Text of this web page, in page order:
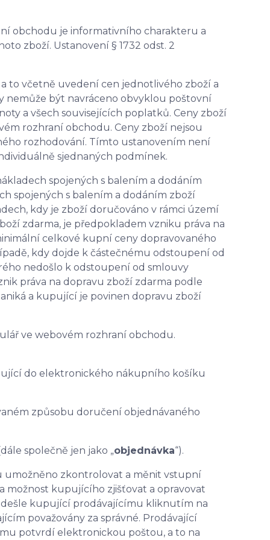
obchodu je informativního charakteru a
zboží. Ustanovení § 1732 odst. 2
to včetně uvedení cen jednotlivého zboží a
nemůže být navráceno obvyklou poštovní
a všech souvisejících poplatků. Ceny zboží
rozhraní obchodu. Ceny zboží nejsou
rozhodování. Tímto ustanovením není
sjednaných podmínek.
spojených s balením a dodáním
spojených s balením a dodáním zboží
kdy je zboží doručováno v rámci území
zdarma, je předpokladem vzniku práva na
celkové kupní ceny dopravovaného
kdy dojde k částečnému odstoupení od
nedošlo k odstoupení od smlouvy
práva na dopravu zboží zdarma podle
a kupující je povinen dopravu zboží
ve webovém rozhraní obchodu.
do elektronického nákupního košíku
způsobu doručení objednávaného
společně jen jako „objednávka“).
zkontrolovat a měnit vstupní
možnost kupujícího zjišťovat a opravovat
kupující prodávajícímu kliknutím na
považovány za správné. Prodávající
potvrdí elektronickou poštou, a to na